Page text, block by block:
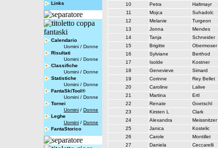
Links
Calendario
Uomini / Donne
Risultati
Uomini / Donne
Classifiche
Uomini / Donne
Statistiche
Uomini / Donne
FantaSkiTool®
Uomini / Donne
Tornei
Uomini / Donne
Leghe
Uomini / Donne
FantaStorico
10
Petra
Haltmayr
11
Mojca
Suhadolc
12
Melanie
Turgeon
13
Jonna
Mendes
14
Tanja
Schneider
15
Brigitte
Obermoser
16
Sylviane
Berthod
17
Isolde
Kostner
18
Genevieve
Simard
19
Corinne
Rey Bellet
20
Caroline
Lalive
21
Martina
Ertl
22
Renate
Goetschl
23
Kirsten L
Clark
24
Alexandra
Meissnitzer
25
Janica
Kostelic
26
Carole
Montillet
27
Daniela
Ceccarelli